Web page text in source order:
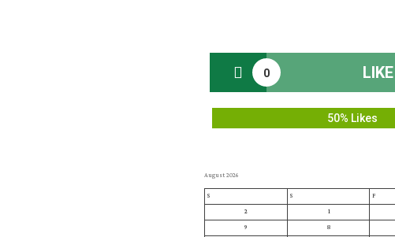
0 LIKE
50% Likes
August 2026
F
S
S
1
2
8
9